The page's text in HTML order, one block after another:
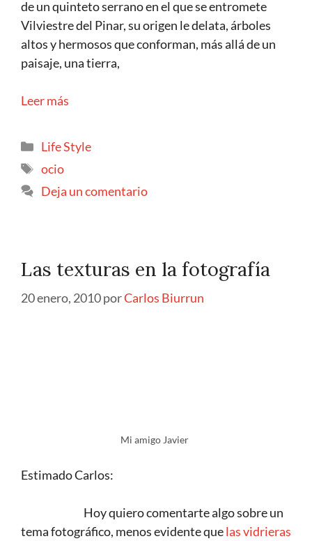
de un quinteto serrano en el que se entromete
Vilviestre del Pinar, su origen le delata, árboles
altos y hermosos que conforman, más allá de un
paisaje, una tierra,
Leer más
Life Style
ocio
Deja un comentario
Las texturas en la fotografía
20 enero, 2010porCarlos Biurrun
Mi amigo Javier
Estimado Carlos:
Hoy quiero comentarte algo sobre un
tema fotográfico, menos evidente quelas vidrieras